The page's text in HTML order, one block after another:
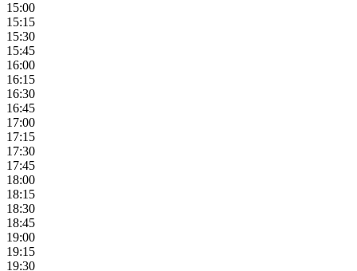
15:00
15:15
15:30
15:45
16:00
16:15
16:30
16:45
17:00
17:15
17:30
17:45
18:00
18:15
18:30
18:45
19:00
19:15
19:30